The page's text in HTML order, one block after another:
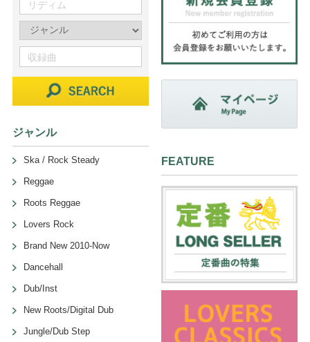
ジャンル
Ska / Rock Steady
Reggae
Roots Reggae
Lovers Rock
Brand New 2010-Now
Dancehall
Dub/Inst
New Roots/Digital Dub
Jungle/Dub Step
FEATURE